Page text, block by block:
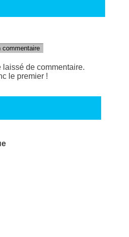
commentaire
laissé de commentaire.
le premier !